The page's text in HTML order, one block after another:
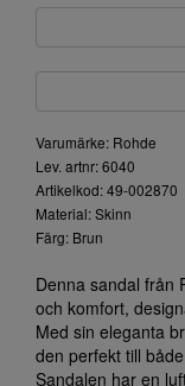
Varumärke: Rohde
Lev. artnr: 6040
Artikelkod: 49-002870
Material: Skinn
Färg: Brun
Denna sandal från
och komfort,
Med sin eleganta
den perfekt till
Sandalen har en